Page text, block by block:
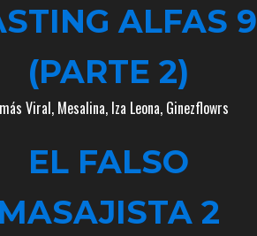
ALFAS 9
(PARTE 2)
Viral, Mesalina, Iza Leona, Ginezflowrs
EL FALSO
MASAJISTA 2